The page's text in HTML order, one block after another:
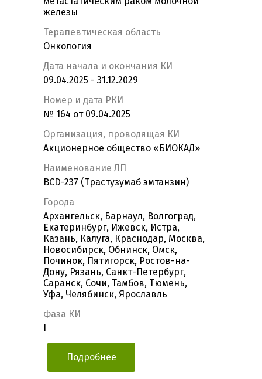
железы
Терапевтическая область
Онкология
Дата начала и окончания КИ
09.04.2025 - 31.12.2029
Номер и дата РКИ
№ 164 от 09.04.2025
Организация, проводящая КИ
Акционерное общество «БИОКАД»
Наименование ЛП
BCD-237 (Трастузумаб эмтанзин)
Города
Архангельск, Барнаул, Волгоград,
Екатеринбург, Ижевск, Истра,
Казань, Калуга, Краснодар, Москва,
Новосибирск, Обнинск, Омск,
Починок, Пятигорск, Ростов-на-
Дону, Рязань, Санкт-Петербург,
Саранск, Сочи, Тамбов, Тюмень,
Уфа, Челябинск, Ярославль
Фаза КИ
Подробнее